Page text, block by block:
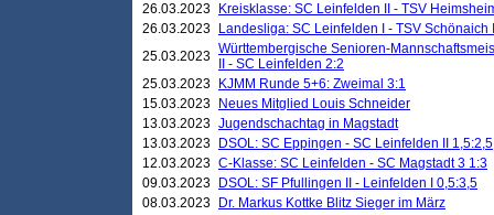
26.03.2023
Kreisklasse: SC Leinfelden II - TSV
26.03.2023
Landesliga: SC Leinfelden I - TSV Schönaich
25.03.2023 Württembergische Senioren-
II - SC Leinfelden 2:2
25.03.2023
KJMM Runde 5+6: Zweimal 3:1
15.03.2023
Neues Mitglied Louis Schneider
13.03.2023 Jugendschachtag in Magstadt
13.03.2023
DSOL: SC Eppingen - SC Leinfelden II 1,5:2,5
12.03.2023 C-Klasse: SC Leinfelden - SC Magstadt 3 1:3
09.03.2023
DSOL: SF Pfullingen II - Leinfelden I 0,5:3,5
08.03.2023
Dr. Markus Kottke Blitz Sieger im März